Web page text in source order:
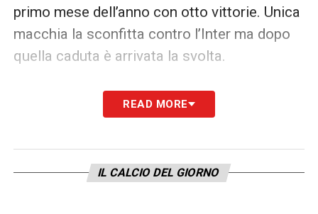
primo mese dell’anno con otto vittorie. Unica
macchia la sconfitta contro l’Inter ma dopo
quella caduta è arrivata la svolta.
Considerando anche la Supercoppa vinta
contro il Napoli,dopo l’Inter la Juventus ha
READ MORE
IL CALCIO DEL GIORNO